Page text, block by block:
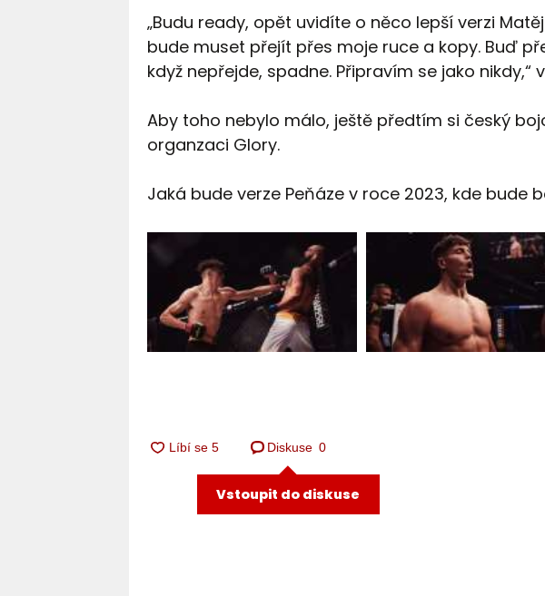
„Budu ready, opět uvidíte o něco lepší verzi
bude muset přejít přes moje ruce a kopy. Buď
když nepřejde, spadne. Připravím se jako nikdy,“
Aby toho nebylo málo, ještě předtím si český
organzaci Glory.
Jaká bude verze Peňáze v roce 2023, kde bude
Diskuse 0
Vstoupit do diskuse